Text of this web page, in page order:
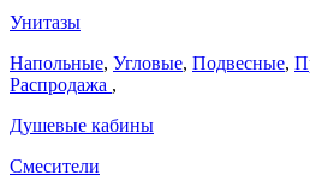
Унитазы
Напольные, Угловые, Подвесные,
Распродажа ,
Душевые кабины
Смесители